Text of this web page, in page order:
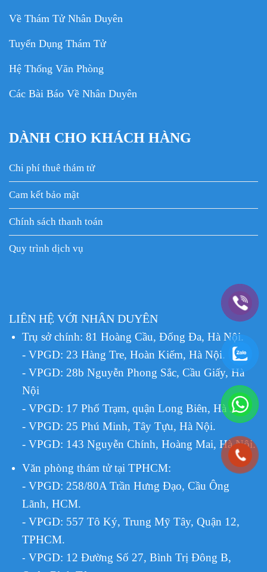
Về Thám Tử Nhân Duyên
Tuyển Dụng Thám Tử
Hệ Thống Văn Phòng
Các Bài Báo Về Nhân Duyên
DÀNH CHO KHÁCH HÀNG
Chi phí thuê thám tử
Cam kết bảo mật
Chính sách thanh toán
Quy trình dịch vụ
LIÊN HỆ VỚI NHÂN DUYÊN
Trụ sở chính: 81 Hoàng Cầu, Đống Đa, Hà Nội.
- VPGD: 23 Hàng Tre, Hoàn Kiếm, Hà Nội.
- VPGD: 28b Nguyễn Phong Sắc, Cầu Giấy, Hà
Nội
- VPGD: 17 Phố Trạm, quận Long Biên, Hà Nội.
- VPGD: 25 Phú Minh, Tây Tựu, Hà Nội.
- VPGD: 143 Nguyễn Chính, Hoàng Mai, Hà Nội.
Văn phòng thám tử tại TPHCM:
- VPGD: 258/80A Trần Hưng Đạo, Cầu Ông
Lãnh, HCM.
- VPGD: 557 Tô Ký, Trung Mỹ Tây, Quận 12,
TPHCM.
- VPGD: 12 Đường Số 27, Bình Trị Đông B,